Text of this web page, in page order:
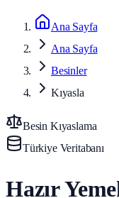
Ana Sayfa
Ana Sayfa
Besinler
Kıyasla
Besin Kıyaslama
Türkiye Veritabanı
Hazır